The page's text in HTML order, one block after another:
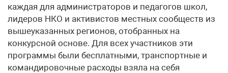
каждая для администраторов и педагогов школ,
лидеров НКО и активистов местных сообществ из
вышеуказанных регионов, отобранных на
конкурсной основе. Для всех участников эти
программы были бесплатными, транспортные и
командировочные расходы взяла на себя